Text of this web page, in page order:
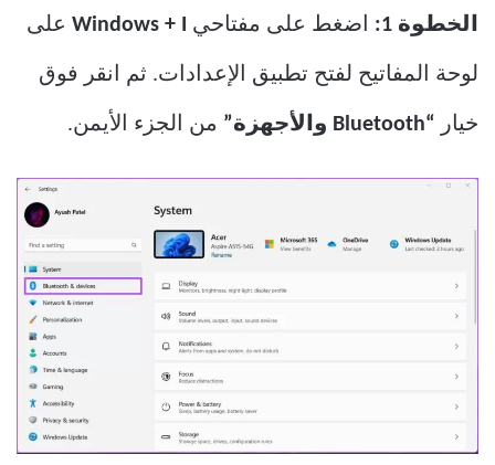
الخطوة 1: اضغط على مفتاحي على
لوحة المفاتيح لفتح تطبيق الإعدادات. ثم انقر فوق
خيار “Bluetooth والأجهزة” من الجزء الأيمن.